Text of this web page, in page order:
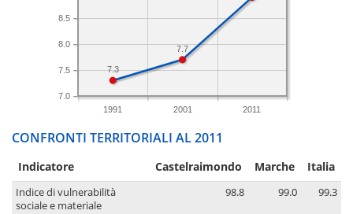
1991 2001 2011
7.0
7.5
8.0
8.5
7.7
7.3
CONFRONTI TERRITORIALI AL 2011
Indicatore Castelraimondo Marche Italia
Indice di vulnerabilità
sociale e materiale
98.8 99.0 99.3